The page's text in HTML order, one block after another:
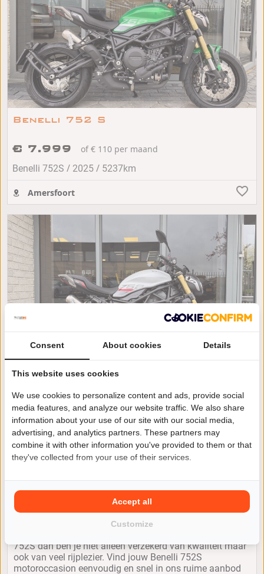
Benelli 752 S
€ 7.999
of € 110 per maand
Benelli 752S / 2025 / 5237km
Amersfoort
€ 7.899 of € 109 per maand
Benelli 752S / 2026 / km
Amersfoort
752S dan ben je niet alleen verzekerd van kwaliteit maar
ook van veel rijplezier. Vind jouw Benelli 752S
motoroccasion eenvoudig en snel in ons ruime aanbod
Consent About cookies Details
This website uses cookies
We use cookies to personalize content and ads, provide social
media features, and analyze our website traffic. We also share
information about your use of our site with our social media,
advertising, and analytics partners. These partners may
combine it with other information you've provided to them or that
they've collected from your use of their services.
Customize
Accept all